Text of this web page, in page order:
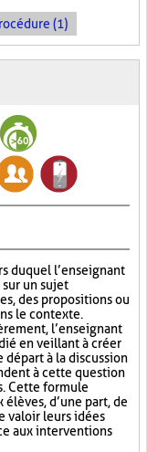
(1)
duquel l’enseignant
un sujet
des propositions ou
le contexte.
l’enseignant
en veillant à créer
à la discussion
à cette question
Cette formule
d’une part, de
valoir leurs idées
aux interventions